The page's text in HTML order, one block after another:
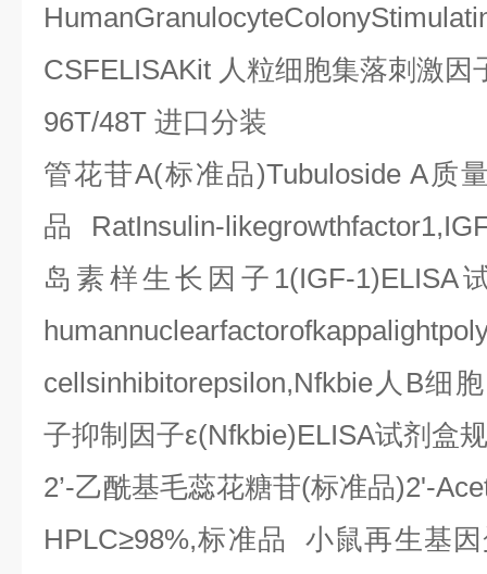
CSFELISAKit 人粒细胞集落刺激因
96T/48T 进口分装
管花苷A(标准品)Tubuloside A质
品
RatInsulin-
岛素样生长因子 1(IGF-1)ELISA
cellsinhibitorepsilon,Nfkbie 人 B细
子抑制因子ε(Nfkbie)ELISA试剂盒
2’-乙酰基毛蕊花糖苷(标准品)2'-
HPLC≥98%,标准品
小鼠再生基